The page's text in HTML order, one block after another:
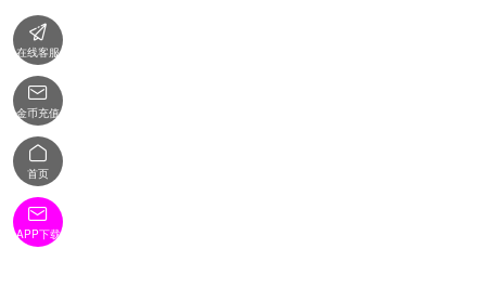

在线客服

金币充值

首页

APP下载